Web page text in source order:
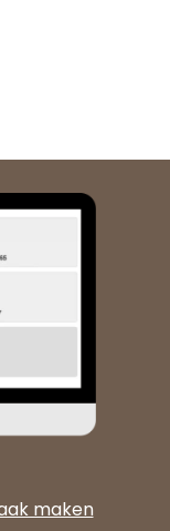
maken